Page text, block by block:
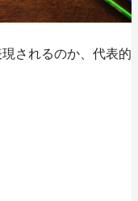
されるのか、代表的